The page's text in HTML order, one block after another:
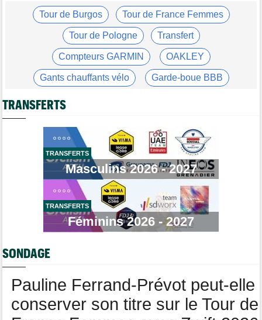
16:57
Tour de Burgos
Nouveau coup d'arrêt pour Jarno Widar, contraint à l'abandon
Tour de Pologne
Louis Barré remporte la 6e étape et prend la 2e place du
général
Les vidéos cyclisme sont sur Dailymotion : Cyclism'Actu TV
Giulio Pellizzari la 5e et dernière étape, Gall le général final !
Tour de France Femmes
Reusser : "On s'est trop regardées... c'était stupide"
15:35
Tour de France Femmes
Lilan Calmejane: "Ferrand-Prévot nous raconte des salades…"
Route
Un coureur de 16 ans touché à la moelle épinière suite à un
accident
La peloton du Tour Femmes... 21 abandons
Tour de Burgos Tour de France Femmes
Tour de Pologne Transfert
Compteurs GARMIN OAKLEY
Gants chauffants vélo Garde-boue BBB
Casque ABUS
TRANSFERTS
TRANSFERTS
Masculins 2026 - 2027
TRANSFERTS
Féminins 2026 - 2027
SONDAGE
Pauline Ferrand-Prévot peut-elle
conserver son titre sur le Tour de